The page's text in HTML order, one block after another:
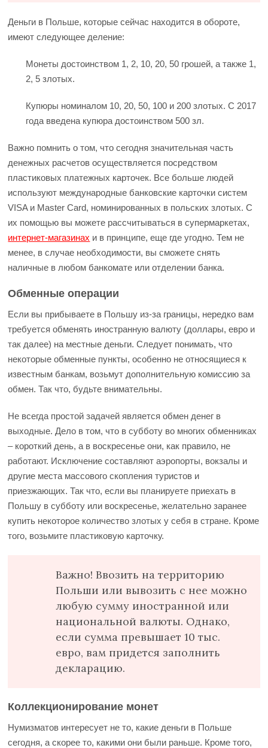
Деньги в Польше, которые сейчас находится в обороте,
имеют следующее деление:
Монеты достоинством 1, 2, 10, 20, 50 грошей, а также 1,
2, 5 злотых.
Купюры номиналом 10, 20, 50, 100 и 200 злотых. С 2017
года введена купюра достоинством 500 зл.
Важно помнить о том, что сегодня значительная часть
денежных расчетов осуществляется посредством
пластиковых платежных карточек. Все больше людей
используют международные банковские карточки систем
VISA и Master Card, номинированных в польских злотых. С
их помощью вы можете рассчитываться в супермаркетах,
интернет-магазинах и в принципе, еще где угодно. Тем не
менее, в случае необходимости, вы сможете снять
наличные в любом банкомате или отделении банка.
Обменные операции
Если вы прибываете в Польшу из-за границы, нередко вам
требуется обменять иностранную валюту (доллары, евро и
так далее) на местные деньги. Следует понимать, что
некоторые обменные пункты, особенно не относящиеся к
известным банкам, возьмут дополнительную комиссию за
обмен. Так что, будьте внимательны.
Не всегда простой задачей является обмен денег в
выходные. Дело в том, что в субботу во многих обменниках
– короткий день, а в воскресенье они, как правило, не
работают. Исключение составляют аэропорты, вокзалы и
другие места массового скопления туристов и
приезжающих. Так что, если вы планируете приехать в
Польшу в субботу или воскресенье, желательно заранее
купить некоторое количество злотых у себя в стране. Кроме
того, возьмите пластиковую карточку.
Важно! Ввозить на территорию
Польши или вывозить с нее можно
любую сумму иностранной или
национальной валюты. Однако,
если сумма превышает 10 тыс.
евро, вам придется заполнить
декларацию.
Коллекционирование монет
Нумизматов интересует не то, какие деньги в Польше
сегодня, а скорее то, какими они были раньше. Кроме того,